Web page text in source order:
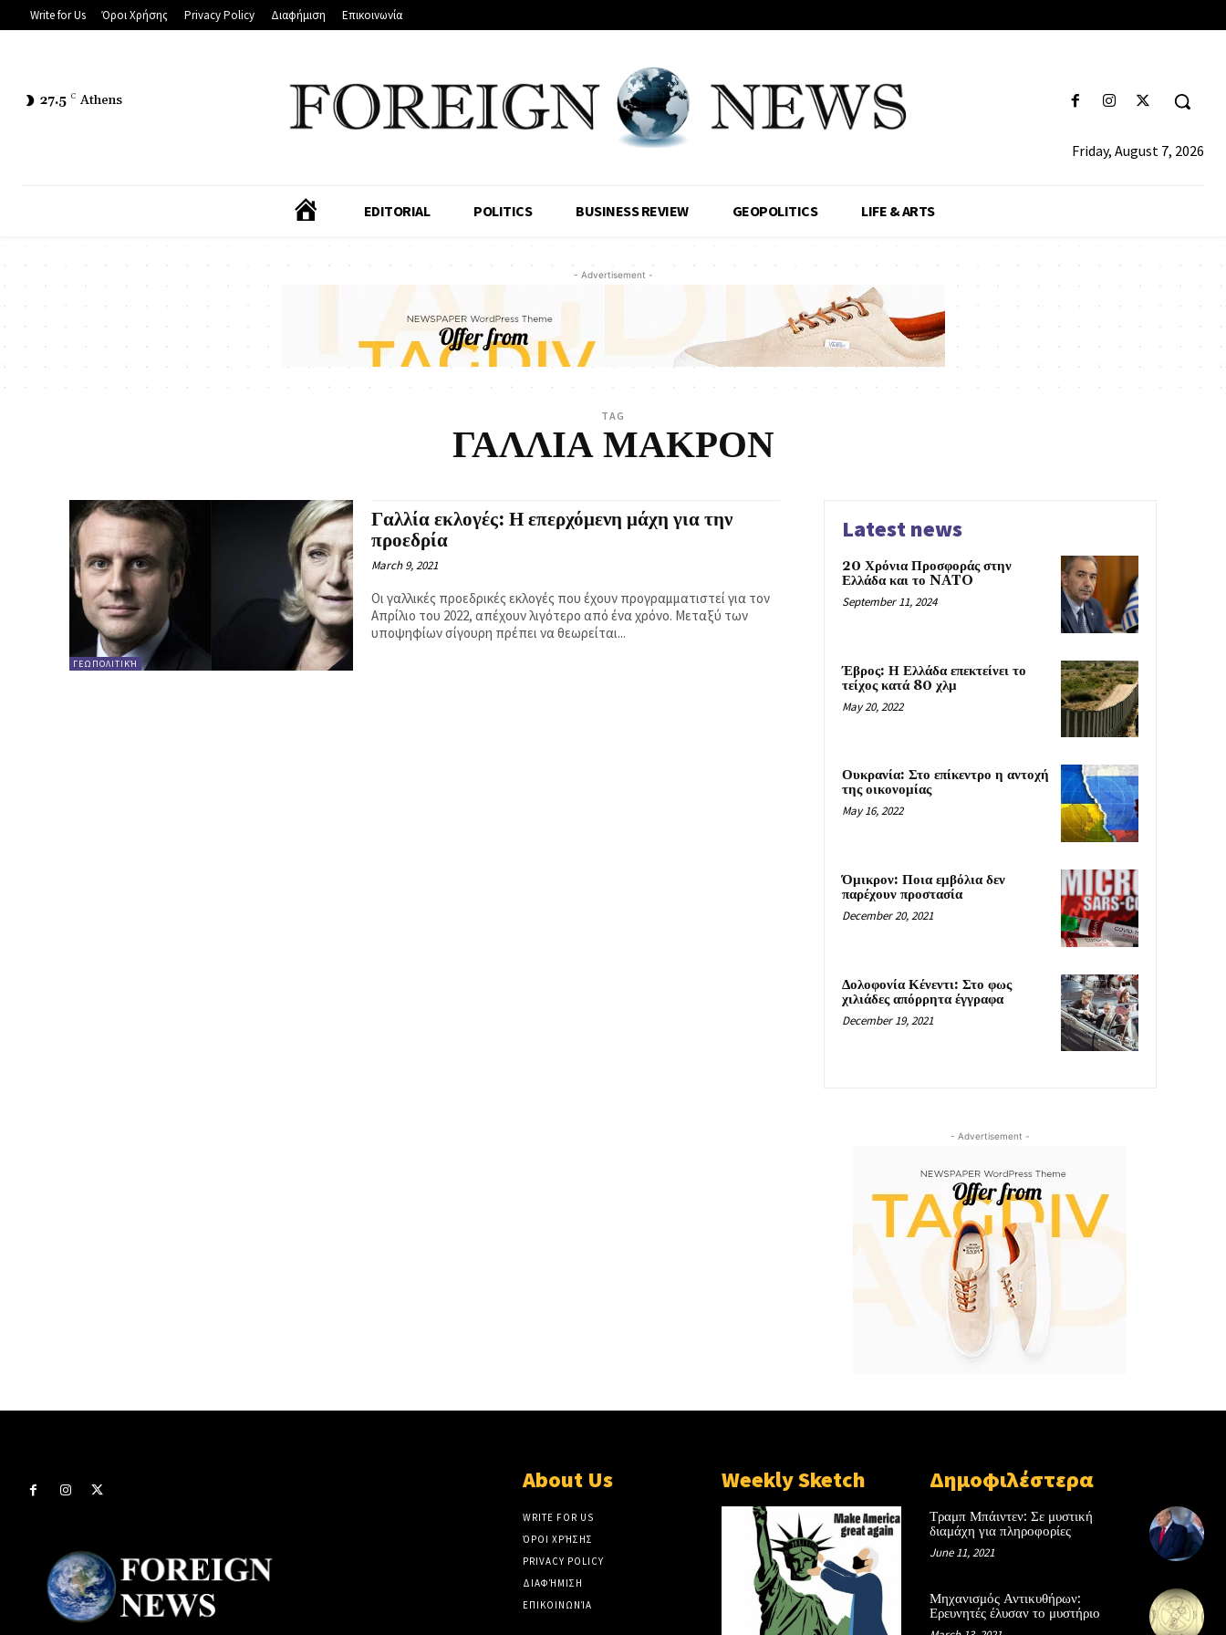
Write for Us Όροι Χρήσης Privacy Policy Διαφήμιση Επικοινωνία
27.5 C Athens
Friday, August 7, 2026
EDITORIAL POLITICS BUSINESS REVIEW GEOPOLITICS LIFE & ARTS
- Advertisement -
TAG
ΓΑΛΛΙΑ ΜΑΚΡΟΝ
ΓΕΩΠΟΛΙΤΙΚΉ
Γαλλία εκλογές: Η επερχόμενη μάχη για την
προεδρία
March 9, 2021
Οι γαλλικές προεδρικές εκλογές που έχουν προγραμματιστεί για τον
Απρίλιο του 2022, απέχουν λιγότερο από ένα χρόνο. Μεταξύ των
υποψηφίων σίγουρη πρέπει να θεωρείται...
Latest news
20 Χρόνια Προσφοράς στην
Ελλάδα και το NATO
September 11, 2024
Έβρος: Η Ελλάδα επεκτείνει το
τείχος κατά 80 χλμ
May 20, 2022
Ουκρανία: Στο επίκεντρο η αντοχή
της οικονομίας
May 16, 2022
Όμικρον: Ποια εμβόλια δεν
παρέχουν προστασία
December 20, 2021
Δολοφονία Κένεντι: Στο φως
χιλιάδες απόρρητα έγγραφα
December 19, 2021
- Advertisement -
About Us
WRITE FOR US
ΌΡΟΙ ΧΡΉΣΗΣ
PRIVACY POLICY
ΔΙΑΦΉΜΙΣΗ
ΕΠΙΚΟΙΝΩΝΊΑ
Weekly Sketch Δημοφιλέστερα
Τραμπ Μπάιντεν: Σε μυστική
διαμάχη για πληροφορίες
June 11, 2021
Μηχανισμός Αντικυθήρων:
Ερευνητές έλυσαν το μυστήριο